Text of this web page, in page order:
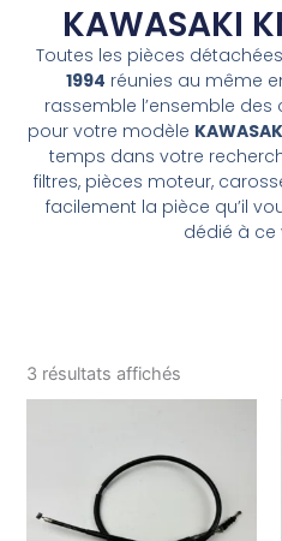
KAWASAKI
Toutes les pièces
1994 réunies au même
rassemble l’ensemble
pour votre modèle
temps dans votre
filtres, pièces moteur,
facilement la pièce qu’il
dédié à ce
3 résultats affichés